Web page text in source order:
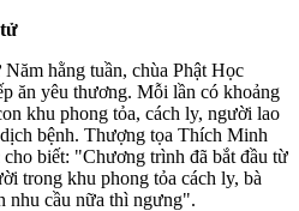
hằng tuần, chùa Phật Học
ăn yêu thương. Mỗi lần có khoảng
khu phong tỏa, cách ly, người lao
bệnh. Thượng tọa Thích Minh
biết: "Chương trình đã bắt đầu từ
trong khu phong tỏa cách ly, bà
nhu cầu nữa thì ngưng".